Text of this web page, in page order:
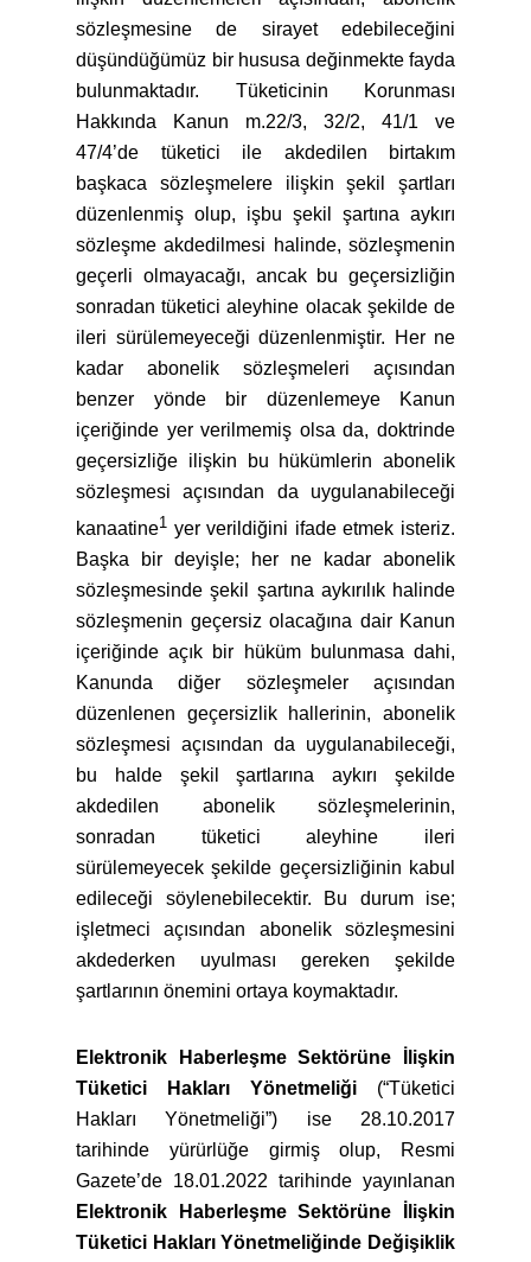
sözleşmesine de sirayet edebileceğini
düşündüğümüz bir hususa değinmekte fayda
bulunmaktadır. Tüketicinin Korunması
Hakkında Kanun m.22/3, 32/2, 41/1 ve
47/4’de tüketici ile akdedilen birtakım
başkaca sözleşmelere ilişkin şekil şartları
düzenlenmiş olup, işbu şekil şartına aykırı
sözleşme akdedilmesi halinde, sözleşmenin
geçerli olmayacağı, ancak bu geçersizliğin
sonradan tüketici aleyhine olacak şekilde de
ileri sürülemeyeceği düzenlenmiştir. Her ne
kadar abonelik sözleşmeleri açısından
benzer yönde bir düzenlemeye Kanun
içeriğinde yer verilmemiş olsa da, doktrinde
geçersizliğe ilişkin bu hükümlerin abonelik
sözleşmesi açısından da uygulanabileceği
kanaatine1 yer verildiğini ifade etmek isteriz.
Başka bir deyişle; her ne kadar abonelik
sözleşmesinde şekil şartına aykırılık halinde
sözleşmenin geçersiz olacağına dair Kanun
içeriğinde açık bir hüküm bulunmasa dahi,
Kanunda diğer sözleşmeler açısından
düzenlenen geçersizlik hallerinin, abonelik
sözleşmesi açısından da uygulanabileceği,
bu halde şekil şartlarına aykırı şekilde
akdedilen abonelik sözleşmelerinin,
sonradan tüketici aleyhine ileri
sürülemeyecek şekilde geçersizliğinin kabul
edileceği söylenebilecektir. Bu durum ise;
işletmeci açısından abonelik sözleşmesini
akdederken uyulması gereken şekilde
şartlarının önemini ortaya koymaktadır.
Elektronik Haberleşme Sektörüne İlişkin
Tüketici Hakları Yönetmeliği (“Tüketici
Hakları Yönetmeliği”) ise 28.10.2017
tarihinde yürürlüğe girmiş olup, Resmi
Gazete’de 18.01.2022 tarihinde yayınlanan
Elektronik Haberleşme Sektörüne İlişkin
Tüketici Hakları Yönetmeliğinde Değişiklik